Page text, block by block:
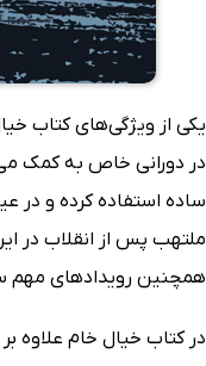
یکی از ویژگی‌های کتاب
در دورانی خاص به کمک
ساده استفاده کرده و در
ملتهب پس از انقلاب در
همچنین رویدادهای مهم
در کتاب خیال خام علاوه